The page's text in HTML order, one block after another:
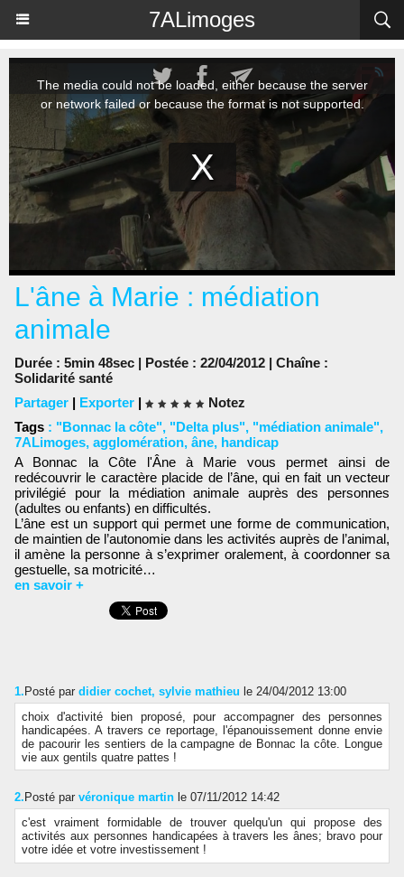
7ALimoges
L'âne à Marie : médiation
animale
Durée : 5min 48sec | Postée : 22/04/2012 | Chaîne :
Solidarité santé
Partager | Exporter |
Notez
Tags : "Bonnac la côte", "Delta plus", "médiation animale",
7ALimoges, agglomération, âne, handicap
A Bonnac la Côte l'Âne à Marie vous permet ainsi de
redécouvrir le caractère placide de l’âne, qui en fait un vecteur
privilégié pour la médiation animale auprès des personnes
(adultes ou enfants) en difficultés.
L’âne est un support qui permet une forme de communication,
de maintien de l’autonomie dans les activités auprès de l’animal,
il amène la personne à s’exprimer oralement, à coordonner sa
gestuelle, sa motricité…
en savoir +
1. Posté par didier cochet, sylvie mathieu le 24/04/2012 13:00
choix d'activité bien proposé, pour accompagner des personnes
handicapées. A travers ce reportage, l'épanouissement donne envie
de pacourir les sentiers de la campagne de Bonnac la côte. Longue
vie aux gentils quatre pattes !
2. Posté par véronique martin le 07/11/2012 14:42
c'est vraiment formidable de trouver quelqu'un qui propose des
activités aux personnes handicapées à travers les ânes; bravo pour
votre idée et votre investissement !